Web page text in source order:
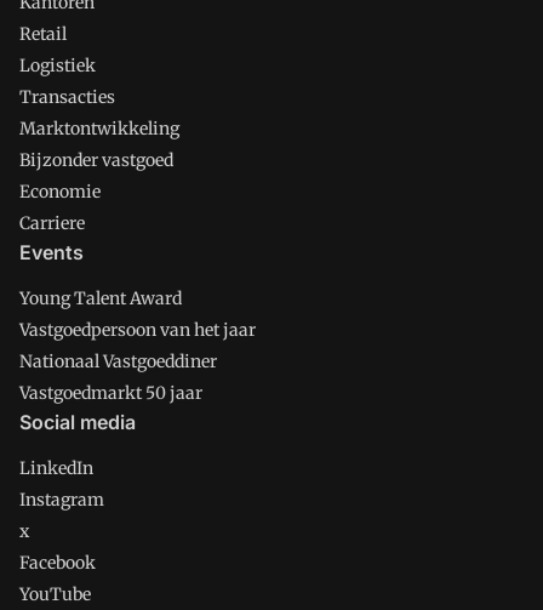
Retail
Logistiek
Transacties
Marktontwikkeling
Bijzonder vastgoed
Economie
Carriere
Events
Young Talent Award
Vastgoedpersoon van het jaar
Nationaal Vastgoeddiner
Vastgoedmarkt 50 jaar
Social media
LinkedIn
Instagram
x
Facebook
YouTube